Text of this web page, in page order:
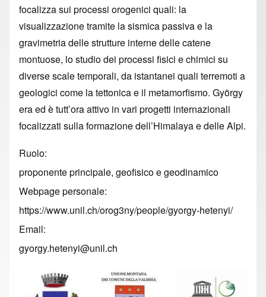
focalizza sui processi orogenici quali: la
visualizzazione tramite la sismica passiva e la
gravimetria delle strutture interne delle catene
montuose, lo studio dei processi fisici e chimici su
diverse scale temporali, da istantanei quali terremoti a
geologici come la tettonica e il metamorfismo. György
era ed è tutt’ora attivo in vari progetti internazionali
focalizzati sulla formazione dell’Himalaya e delle Alpi.
Ruolo
proponente principale, geofisico e geodinamico
Webpage personale
https://www.unil.ch/orog3ny/people/gyorgy-hetenyi/
Email
gyorgy.hetenyi@unil.ch